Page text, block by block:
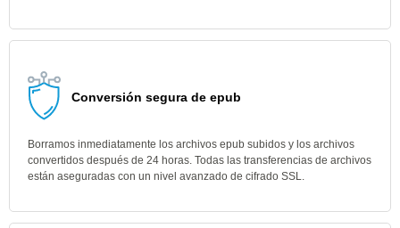
Conversión segura de epub
Borramos inmediatamente los archivos epub subidos y los archivos
convertidos después de 24 horas. Todas las transferencias de archivos
están aseguradas con un nivel avanzado de cifrado SSL.